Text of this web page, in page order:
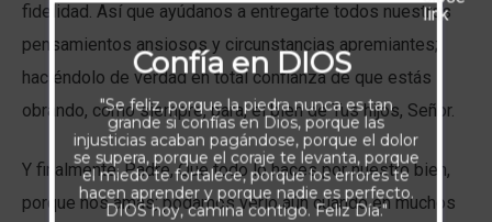
fidelidad. Así que ayúdanos a entregarte todos nuestros
pensamientos ansiosos y circunstancias apremiantes;
haciéndolo de verdad en total confianza de que estás
obrando, como siempre, para, el bien de Tus hijos, Señor.
Y finalmente, Padre, Que todo lo haces por nuestro bien,
porque nos amas; podamos verlo aún cuando en muchos
Confía en DIOS
"Se feliz, porque la piedra nunca es tan
grande si confías en Dios, porque las
injusticias acaban pagándose, porque el dolor
se supera, porque el coraje te levanta, porque
el miedo te fortalece, porque los errores te
hacen aprender y porque nadie es perfecto.
DIOS hoy, camina contigo. Feliz Día."